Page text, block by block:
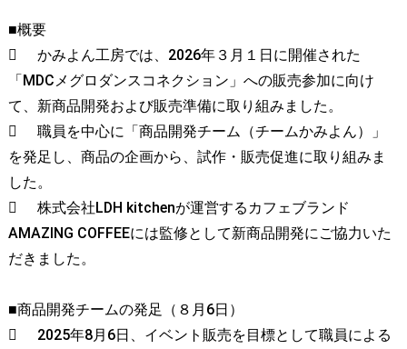
■概要

かみよん工房では、2026年３月１日に開催された
「MDCメグロダンスコネクション」への販売参加に向け
て、新商品開発および販売準備に取り組みました。

職員を中心に「商品開発チーム（チームかみよん）」
を発足し、商品の企画から、試作・販売促進に取り組みま
した。

株式会社LDH kitchenが運営するカフェブランド
AMAZING COFFEEには監修として新商品開発にご協力いた
だきました。
■商品開発チームの発足（８月6日）

2025年8月6日、イベント販売を目標として職員による